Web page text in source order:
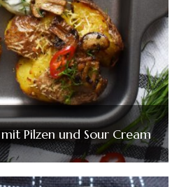
Pilzen und Sour Cream